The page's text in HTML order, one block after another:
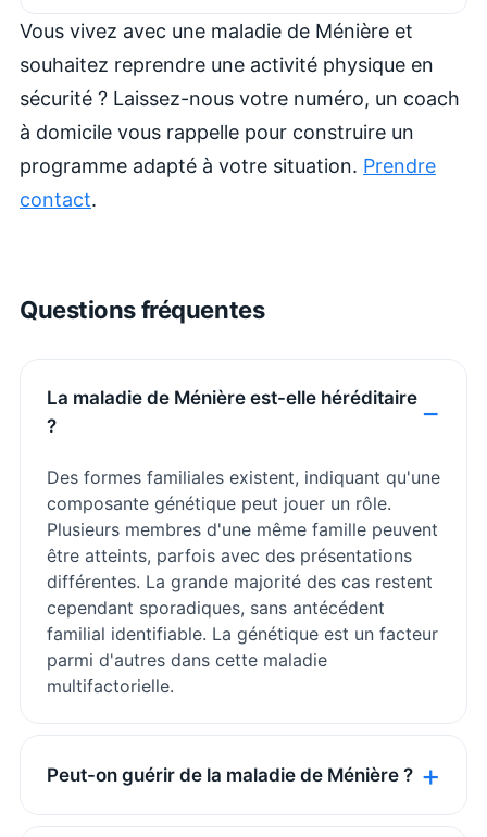
Vous vivez avec une maladie de Ménière et
souhaitez reprendre une activité physique en
sécurité ? Laissez-nous votre numéro, un coach
à domicile vous rappelle pour construire un
programme adapté à votre situation. Prendre
contact.
Questions fréquentes
La maladie de Ménière est-elle héréditaire
?
Des formes familiales existent, indiquant qu'une
composante génétique peut jouer un rôle.
Plusieurs membres d'une même famille peuvent
être atteints, parfois avec des présentations
différentes. La grande majorité des cas restent
cependant sporadiques, sans antécédent
familial identifiable. La génétique est un facteur
parmi d'autres dans cette maladie
multifactorielle.
Peut-on guérir de la maladie de Ménière ?